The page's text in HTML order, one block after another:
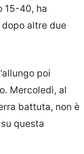
15-40, ha
altre due
poi
Mercoledì, al
battuta, non è
questa